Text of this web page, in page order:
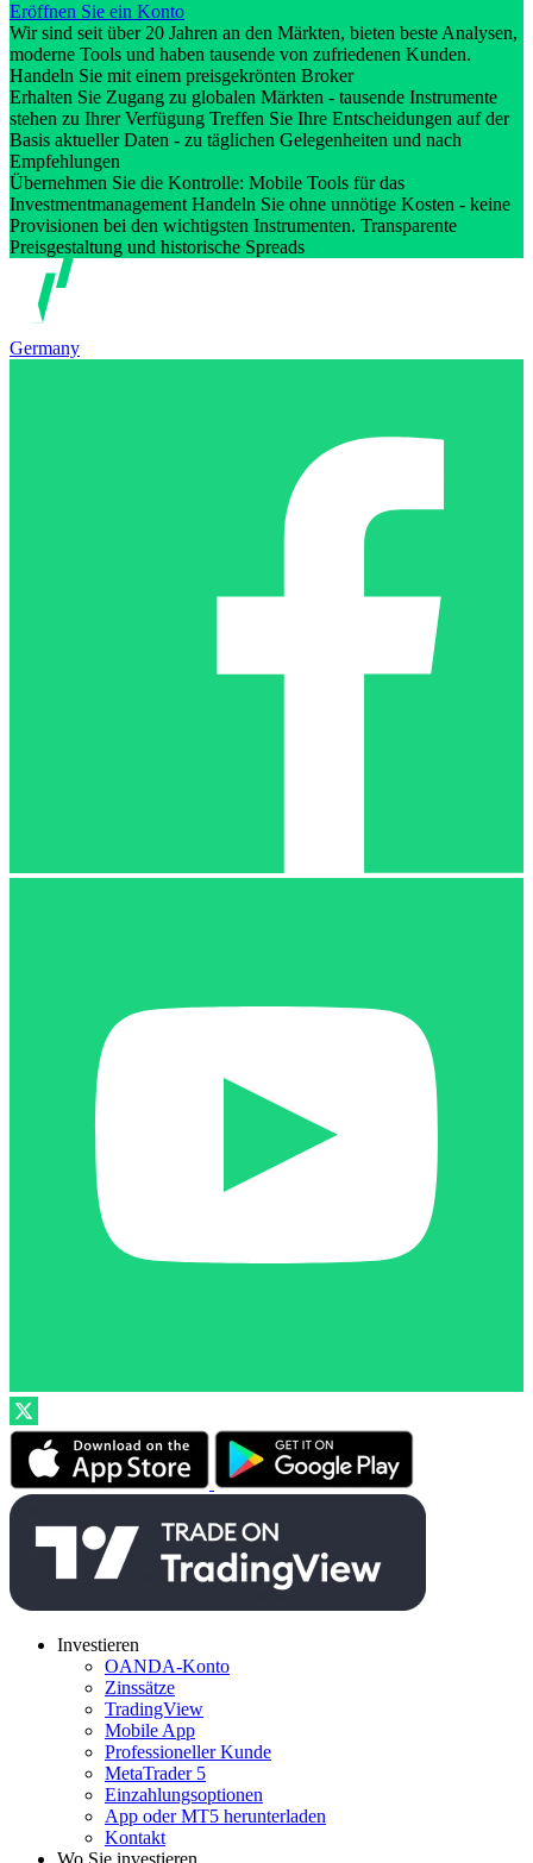
Eröffnen Sie ein Konto
Wir sind seit über 20 Jahren an den Märkten, bieten beste Analysen,
moderne Tools und haben tausende von zufriedenen Kunden.
Handeln Sie mit einem preisgekrönten Broker
Erhalten Sie Zugang zu globalen Märkten - tausende Instrumente
stehen zu Ihrer Verfügung Treffen Sie Ihre Entscheidungen auf der
Basis aktueller Daten - zu täglichen Gelegenheiten und nach
Empfehlungen
Übernehmen Sie die Kontrolle: Mobile Tools für das
Investmentmanagement Handeln Sie ohne unnötige Kosten - keine
Provisionen bei den wichtigsten Instrumenten. Transparente
Preisgestaltung und historische Spreads
Germany
Investieren
OANDA-Konto
Zinssätze
TradingView
Mobile App
Professioneller Kunde
MetaTrader 5
Einzahlungsoptionen
App oder MT5 herunterladen
Kontakt
Wo Sie investieren